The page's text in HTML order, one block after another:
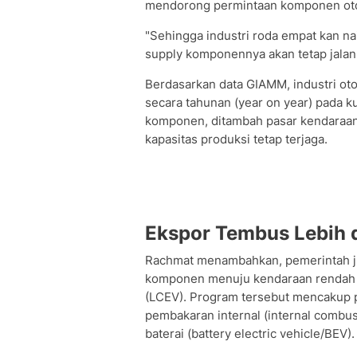
mendorong permintaan komponen
"Sehingga industri roda empat kan
supply komponennya akan tetap
Berdasarkan data GIAMM, industri
secara tahunan (year on year) pada
komponen, ditambah pasar
kapasitas produksi tetap terjaga.
Ekspor Tembus Lebih
Rachmat menambahkan,
komponen menuju kendaraan
(LCEV). Program tersebut
pembakaran internal (internal
baterai (battery electric vehicle/BEV).